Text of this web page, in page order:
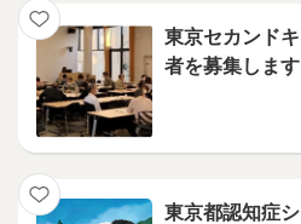
東京セカンド
者を募集します
東京都認知症